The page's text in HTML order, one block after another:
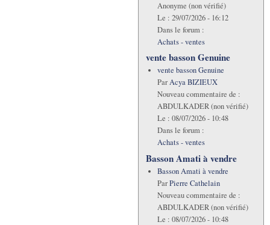
Anonyme (non vérifié)
Le : 29/07/2026 - 16:12
Dans le forum :
Achats - ventes
vente basson Genuine
vente basson Genuine
ParAcya BIZIEUX
Nouveau commentaire de :
ABDULKADER (non vérifié)
Le : 08/07/2026 - 10:48
Dans le forum :
Achats - ventes
Basson Amati à vendre
Basson Amati à vendre
ParPierre Cathelain
Nouveau commentaire de :
ABDULKADER (non vérifié)
Le : 08/07/2026 - 10:48